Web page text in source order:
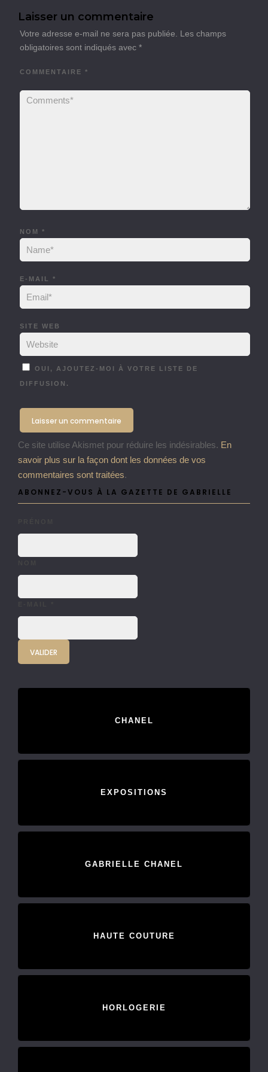
Laisser un commentaire
Votre adresse e-mail ne sera pas publiée.
Les champs
obligatoires sont indiqués avec *
COMMENTAIRE *
NOM *
E-MAIL *
SITE WEB
OUI, AJOUTEZ-MOI À VOTRE LISTE DE
DIFFUSION.
Ce site utilise Akismet pour réduire les indésirables. En
savoir plus sur la façon dont les données de vos
commentaires sont traitées.
ABONNEZ-VOUS À LA GAZETTE DE GABRIELLE
CHANEL
EXPOSITIONS
GABRIELLE CHANEL
HAUTE COUTURE
HORLOGERIE